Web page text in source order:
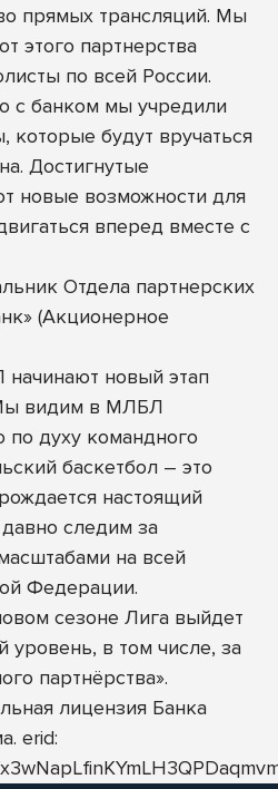
прямых трансляций. Мы
этого партнерства
по всей России.
с банком мы учредили
которые будут вручаться
Достигнутые
новые возможности для
вперед вместе с
Отдела партнерских
(Акционерное
новый этап
видим в МЛБЛ
по духу командного
баскетбол – это
настоящий
следим за
на всей
Федерации.
сезоне Лига выйдет
в том числе, за
партнёрства».
лицензия Банка
erid: